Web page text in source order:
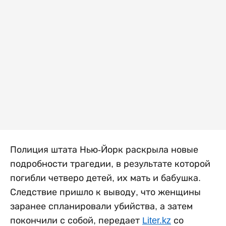
Полиция штата Нью-Йорк раскрыла новые
подробности трагедии, в результате которой
погибли четверо детей, их мать и бабушка.
Следствие пришло к выводу, что женщины
заранее спланировали убийства, а затем
покончили с собой, передает Liter.kz со